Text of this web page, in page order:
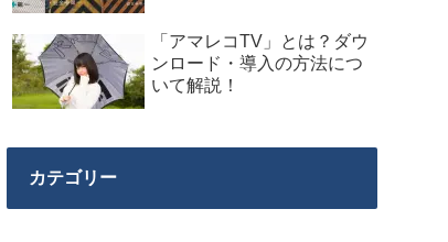
「アマレコTV」とは？ダウ
ンロード・導入の方法につ
いて解説！
カテゴリー